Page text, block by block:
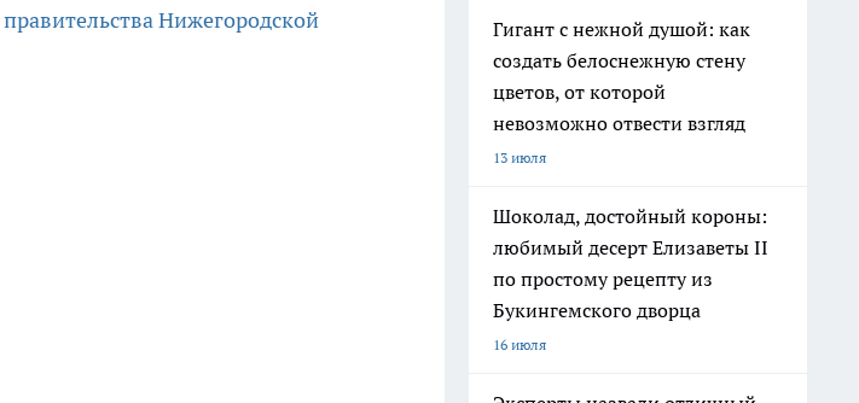
правительства Нижегородской
Гигант с нежной душой: как
создать белоснежную стену
цветов, от которой
невозможно отвести взгляд
13 июля
Шоколад, достойный короны:
любимый десерт Елизаветы II
по простому рецепту из
Букингемского дворца
16 июля